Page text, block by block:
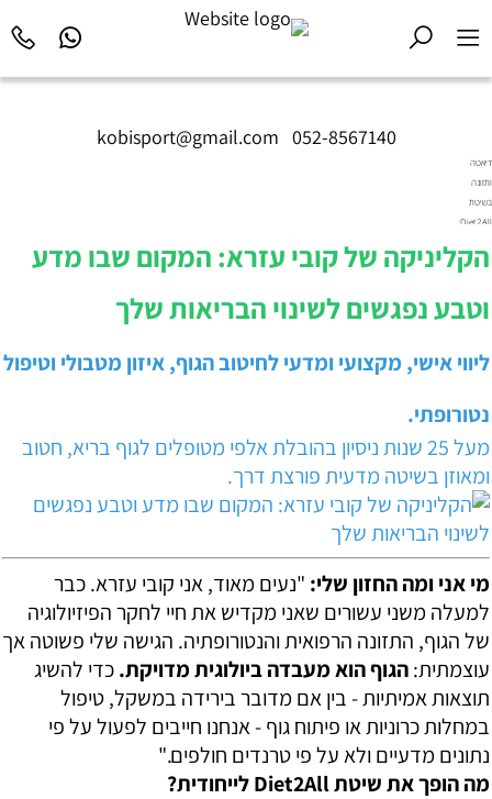
kobisport@gmail.com 052-8567140
דיאטה
ותזונה
בשיטת
Diet2All:
שמאחורי
המושלם.
הקליניקה של קובי עזרא: המקום שבו מדע
וטבע נפגשים לשינוי הבריאות שלך
ליווי אישי, מקצועי ומדעי לחיטוב הגוף, איזון מטבולי וטיפול
נטורופתי.
מעל 25 שנות ניסיון בהובלת אלפי מטופלים לגוף בריא, חטוב
ומאוזן בשיטה מדעית פורצת דרך.
מי אני ומה החזון שלי: "נעים מאוד, אני קובי עזרא. כבר
למעלה משני עשורים שאני מקדיש את חיי לחקר הפיזיולוגיה
של הגוף, התזונה הרפואית והנטורופתיה. הגישה שלי פשוטה אך
עוצמתית:הגוף הוא מעבדה ביולוגית מדויקת.כדי להשיג
תוצאות אמיתיות - בין אם מדובר בירידה במשקל, טיפול
במחלות כרוניות או פיתוח גוף - אנחנו חייבים לפעול על פי
נתונים מדעיים ולא על פי טרנדים חולפים."
מה הופך את שיטת Diet2All לייחודית?